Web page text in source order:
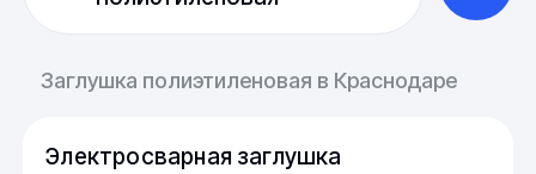
Заглушка полиэтиленовая в Краснодаре
Электросварная заглушка